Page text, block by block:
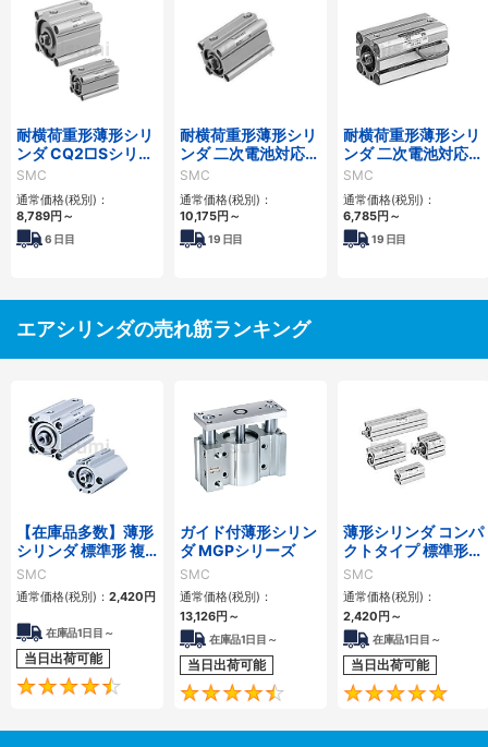
耐横荷重形薄形シリ
ンダ CQ2□Sシリー
ズ
SMC
通常価格(税別)：
8,789円 ～
6 日目
耐横荷重形薄形シリ
ンダ 二次電池対応
25A-CQ2□Sシリー
ズ
SMC
通常価格(税別)：
10,175円 ～
19 日目
耐横荷重形薄形シリ
ンダ 二次電池対応
25A-CQS□Sシリー
ズ
SMC
通常価格(税別)：
6,785円 ～
19 日目
エアシリンダの売れ筋ランキング
【在庫品多数】薄形
シリンダ 標準形 複
動・片ロッド CQ2
シリーズ
SMC
通常価格(税別)： 2,420 円
在庫品1日目～
当日出荷可能
4.5
ガイド付薄形シリン
ダ MGPシリーズ
SMC
通常価格(税別)：
13,126円 ～
在庫品1日目～
当日出荷可能
4.6
薄形シリンダ コンパ
クトタイプ 標準形
複動 片ロッド CQS
シリーズ
SMC
通常価格(税別)：
2,420 円 ～
在庫品1日目～
当日出荷可能